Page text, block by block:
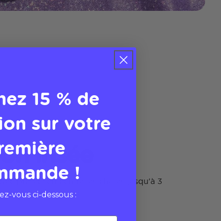
irisée
protection contre les chutes jusqu'à 3
et opalescente
15 % de
sur votre
!
vous ci-dessous :